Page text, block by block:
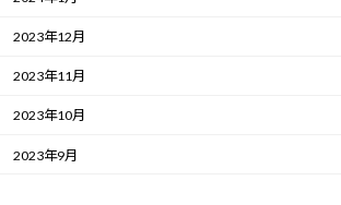
2023年12月
2023年11月
2023年10月
2023年9月